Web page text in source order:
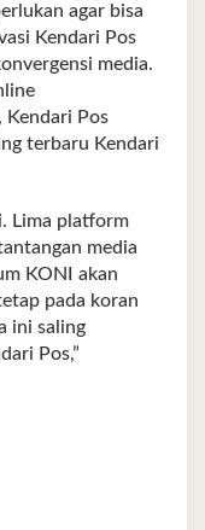
agar bisa
Kendari Pos
media.
Kendari Pos
terbaru Kendari
Lima platform
media
KONI akan
pada koran
ini saling
Pos,”